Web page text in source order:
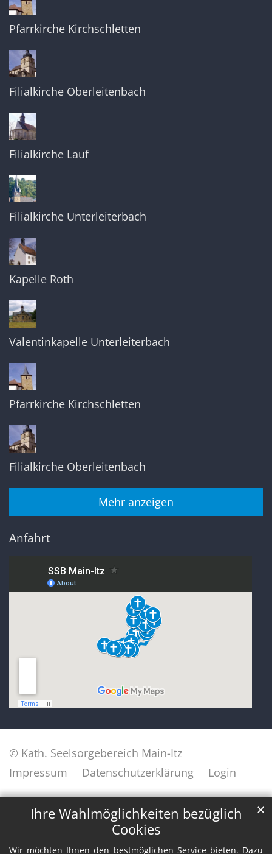
Ihre Wahlmöglichkeiten bezüglich
Cookies
Wir möchten Ihnen den bestmöglichen Service bieten. Dazu
✕
Pfarrkirche Kirchschletten
Filialkirche Oberleitenbach
Filialkirche Lauf
Filialkirche Unterleiterbach
Kapelle Roth
Valentinkapelle Unterleiterbach
Pfarrkirche Kirchschletten
Filialkirche Oberleitenbach
Mehr anzeigen
Anfahrt
© Kath. Seelsorgebereich Main-Itz
Impressum
Datenschutzerklärung Login